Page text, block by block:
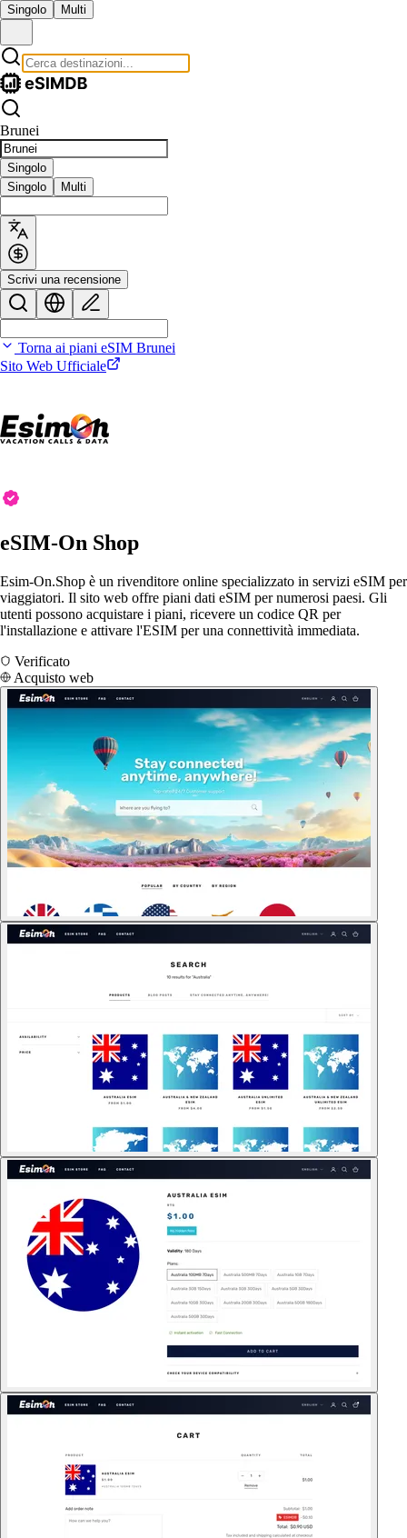
Singolo Multi
Brunei
Singolo
Singolo
Multi
Scrivi una recensione
Torna ai piani eSIM Brunei
Sito Web Ufficiale
eSIM-On Shop
Esim-On.Shop è un rivenditore online specializzato in servizi eSIM per
viaggiatori. Il sito web offre piani dati eSIM per numerosi paesi. Gli
utenti possono acquistare i piani, ricevere un codice QR per
l'installazione e attivare l'ESIM per una connettività immediata.
Verificato
Acquisto web